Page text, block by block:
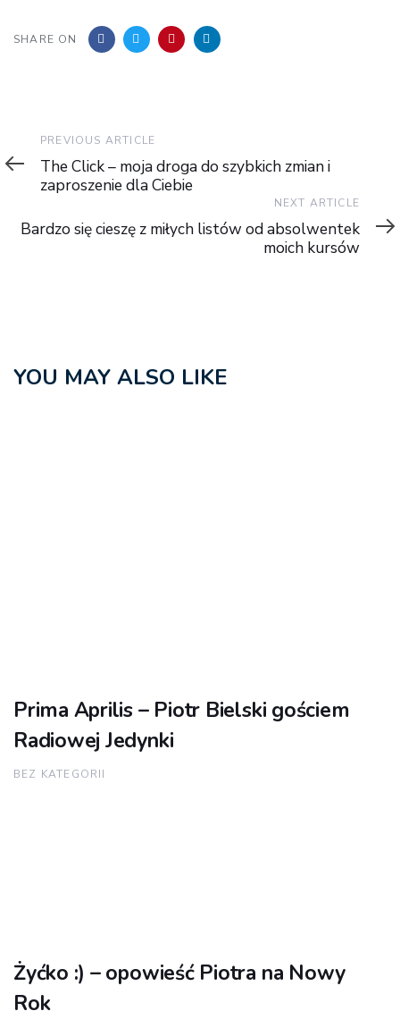
SHARE ON
Previous
Article
PREVIOUS ARTICLE
The Click – moja droga do szybkich zmian i
zaproszenie dla Ciebie
Article
NEXT ARTICLE
Bardzo się cieszę z miłych listów od absolwentek
moich kursów
YOU MAY ALSO LIKE
Prima Aprilis – Piotr Bielski gościem
Radiowej Jedynki
BEZ KATEGORII
Żyćko :) – opowieść Piotra na Nowy
Rok